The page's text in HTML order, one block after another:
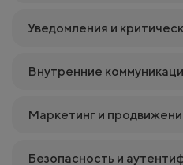
Уведомления и
Внутренние
Маркетинг и
Безопасность и